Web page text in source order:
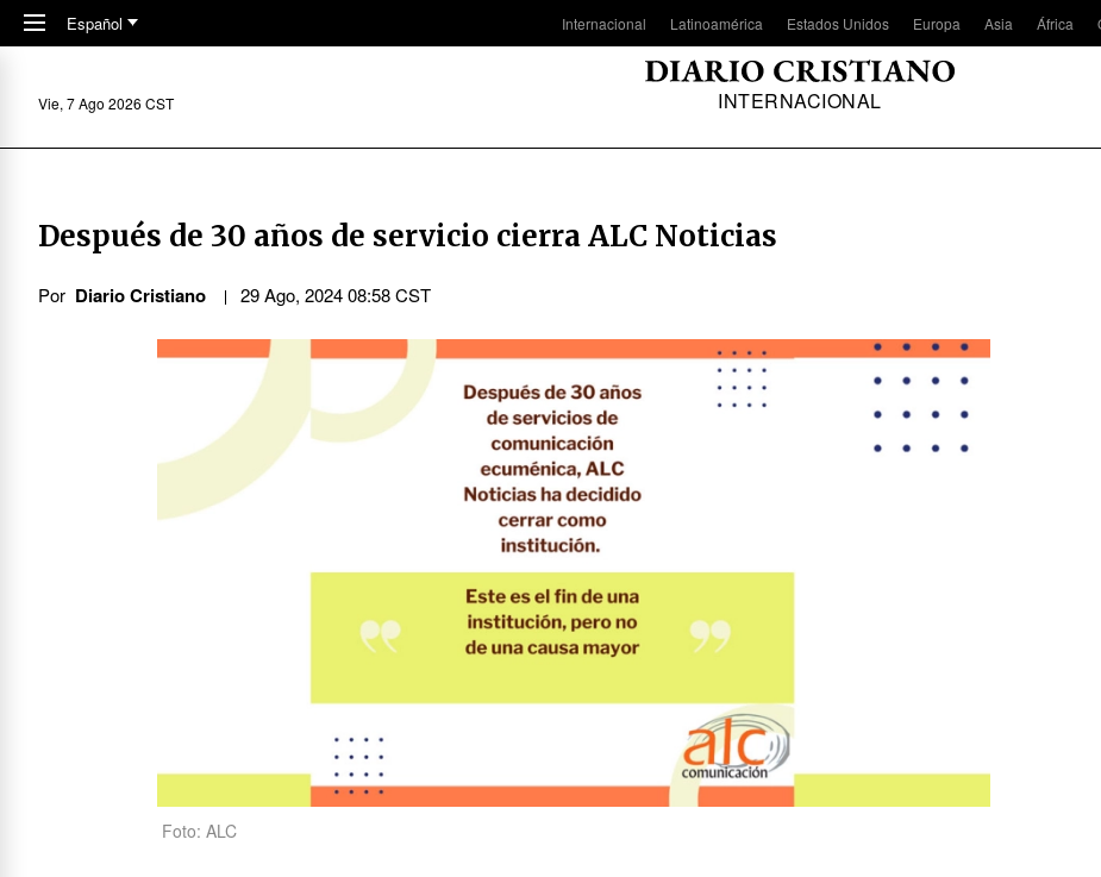
Skip to main content
Español Internacional Latinoamérica Estados Unidos Europa Asia África
INTERNACIONAL
Vie, 7 Ago 2026 CST
Después de 30 años de servicio cierra ALC Noticias
Por Diario Cristiano 29 Ago, 2024 08:58 CST
Foto: ALC